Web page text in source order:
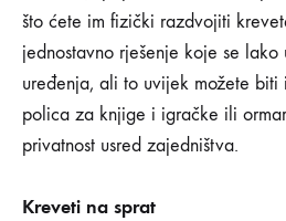
što ćete im fizički razdvojiti
jednostavno rješenje koje se
uređenja, ali to uvijek možete
polica za knjige i igračke ili
privatnost usred zajedništva.
Kreveti na sprat